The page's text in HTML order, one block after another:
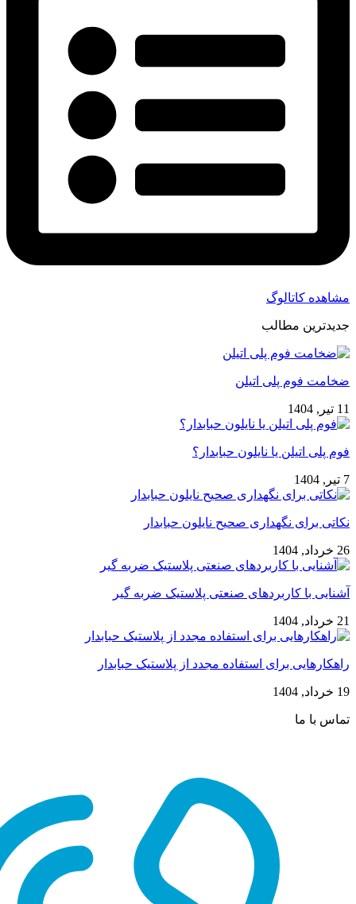
مشاهده کاتالوگ
جدیدترین مطالب
ضخامت فوم پلی اتیلن
11 تیر, 1404
فوم پلی اتیلن یا نایلون حبابدار؟
7 تیر, 1404
نکاتی برای نگهداری صحیح نایلون حبابدار
26 خرداد, 1404
آشنایی با کاربردهای صنعتی پلاستیک ضربه گیر
21 خرداد, 1404
راهکارهایی برای استفاده مجدد از پلاستیک حبابدار
19 خرداد, 1404
تماس با ما